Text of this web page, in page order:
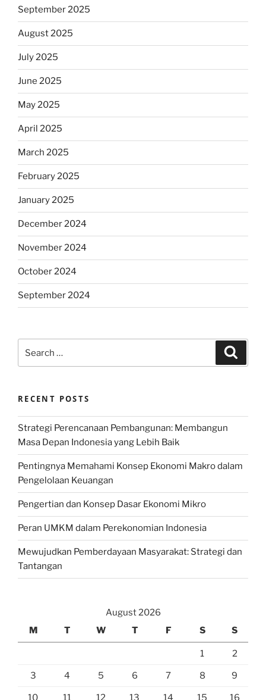
September 2025
August 2025
July 2025
June 2025
May 2025
April 2025
March 2025
February 2025
January 2025
December 2024
November 2024
October 2024
September 2024
for:
RECENT POSTS
Strategi Perencanaan Pembangunan: Membangun
Masa Depan Indonesia yang Lebih Baik
Pentingnya Memahami Konsep Ekonomi Makro dalam
Pengelolaan Keuangan
Pengertian dan Konsep Dasar Ekonomi Mikro
Peran UMKM dalam Perekonomian Indonesia
Mewujudkan Pemberdayaan Masyarakat: Strategi dan
Tantangan
August 2026
M
T W T F S S
1 2
3 4 5 6 7 8 9
10 11 12 13 14 15 16